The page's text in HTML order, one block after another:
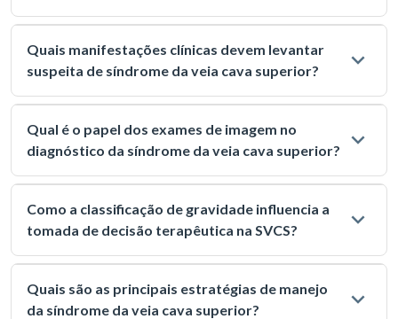
Quais manifestações clínicas devem levantar
suspeita de síndrome da veia cava superior?
Qual é o papel dos exames de imagem no
diagnóstico da síndrome da veia cava superior?
Como a classificação de gravidade influencia a
tomada de decisão terapêutica na SVCS?
Quais são as principais estratégias de manejo
da síndrome da veia cava superior?